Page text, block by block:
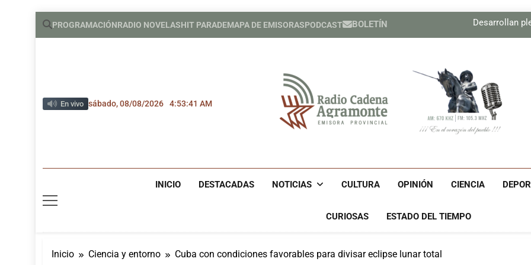
Saltar
PROGRAMACIÓNRADIO NOVELASHIT PARADEMAPA DE EMISORASPODCAST BOLETÍN
Desarrollan
Cuba expresa interés
Desarrollan
Cuba expresa interés
Inédita operación
En vivo sábado, 08/08/2026 4:53:42 AM
Radio Cadena
INICIO DESTACADAS NOTICIAS CULTURA OPINIÓN CIENCIA
CURIOSAS ESTADO DEL TIEMPO
Inicio Ciencia y entorno Cuba con condiciones favorables para divisar eclipse lunar total